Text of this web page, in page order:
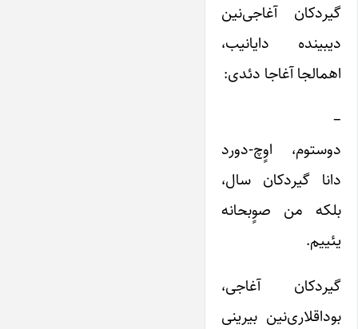
گیردکان آغاجی‌نین
دیبینده دایانیب،
اهمالجا آغاجا دئدی:
–
دوستوم، اوٍچ-دورد
دانا گیردکان سال،
بلکه من صوٍبحانه
یئییم.
گیردکان آغاجی،
بوداقلاری‌نین بیرینی